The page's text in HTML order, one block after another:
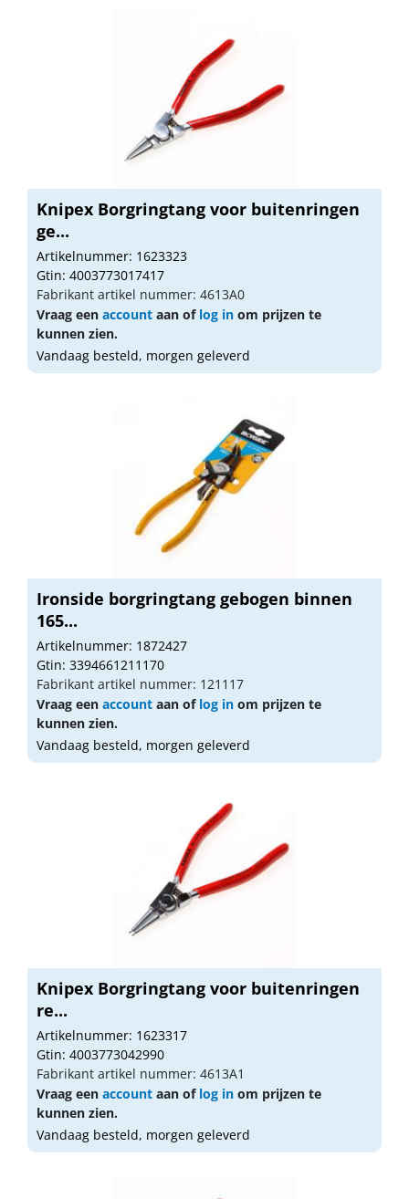
Knipex Borgringtang voor buitenringen
ge...
Artikelnummer: 1623323
Gtin: 4003773017417
Fabrikant artikel nummer: 4613A0
Vraag een account aan of log in om prijzen te
kunnen zien.
Vandaag besteld, morgen geleverd
Ironside borgringtang gebogen binnen
165...
Artikelnummer: 1872427
Gtin: 3394661211170
Fabrikant artikel nummer: 121117
Vraag een account aan of log in om prijzen te
kunnen zien.
Vandaag besteld, morgen geleverd
Knipex Borgringtang voor buitenringen
re...
Artikelnummer: 1623317
Gtin: 4003773042990
Fabrikant artikel nummer: 4613A1
Vraag een account aan of log in om prijzen te
kunnen zien.
Vandaag besteld, morgen geleverd